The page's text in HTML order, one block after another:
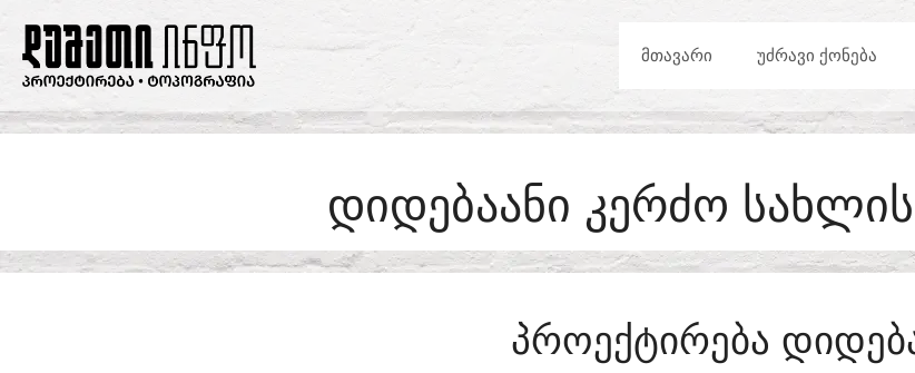
CONTENT
ᲛᲗᲐᲕᲐᲠᲘ ᲣᲫᲠᲐᲕᲘ ᲥᲝᲜᲔᲑᲐ
ᲓᲘᲓᲔᲑᲐᲐᲜᲘ ᲙᲔᲠᲫᲝ
ᲞᲠᲝᲔᲥᲢᲘᲠᲔᲑᲐ